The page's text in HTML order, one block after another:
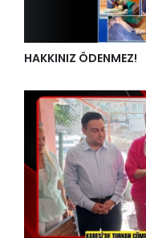
HAKKINIZ ÖDENMEZ!